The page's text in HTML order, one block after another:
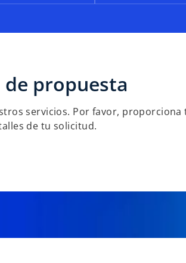
propuesta
servicios. Por favor, proporciona
de tu solicitud.